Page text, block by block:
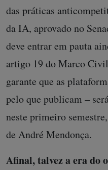
das práticas
da IA, aprovado no
deve entrar em pauta
artigo 19 do Marco
garante que as
pelo que publicam –
neste primeiro
de André Mendonça.
Afinal, talvez a era do